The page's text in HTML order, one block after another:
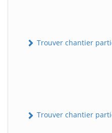
Trouver chantier
Trouver chantier